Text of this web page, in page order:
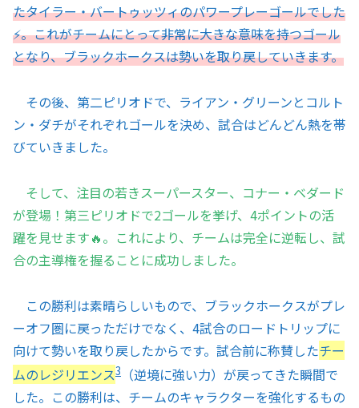
たタイラー・バートゥッツィのパワープレーゴールでした
⚡。これがチームにとって非常に大きな意味を持つゴール
となり、ブラックホークスは勢いを取り戻していきます。
その後、第二ピリオドで、ライアン・グリーンとコルト
ン・ダチがそれぞれゴールを決め、試合はどんどん熱を帯
びていきました。
そして、注目の若きスーパースター、コナー・ベダード
が登場！第三ピリオドで2ゴールを挙げ、4ポイントの活
躍を見せます🔥。これにより、チームは完全に逆転し、試
合の主導権を握ることに成功しました。
この勝利は素晴らしいもので、ブラックホークスがプレ
ーオフ圏に戻っただけでなく、4試合のロードトリップに
向けて勢いを取り戻したからです。試合前に称賛したチー
ムのレジリエンス3
（逆境に強い力）が戻ってきた瞬間で
した。この勝利は、チームのキャラクターを強化するもの